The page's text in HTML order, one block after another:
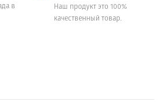
в
Наш продукт это 100%
качественный товар.